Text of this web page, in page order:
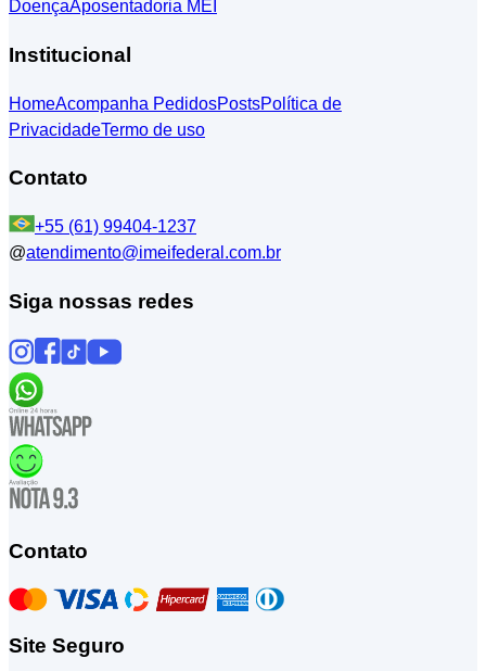
DoençaAposentadoria MEI
Institucional
HomeAcompanha PedidosPostsPolítica de
PrivacidadeTermo de uso
Contato
+55 (61) 99404-1237
@atendimento@imeifederal.com.br
Siga nossas redes
Contato
Site Seguro